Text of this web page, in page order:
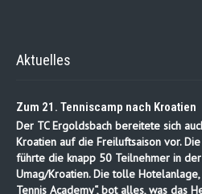
Aktuelles
Zum 21. Tenniscamp nach Kroatien
Der TC Ergoldsbach bereitete sich
Kroatien auf die Freiluftsaison vor.
führte die knapp 50 Teilnehmer in
Umag/Kroatien. Die tolle
Tennis Academy“, bot alles, was das